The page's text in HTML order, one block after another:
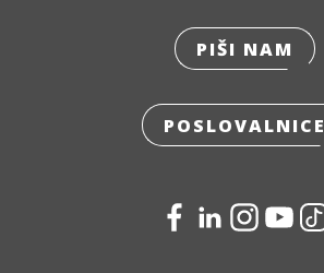
PIŠI NAM
POSLOVALNICE